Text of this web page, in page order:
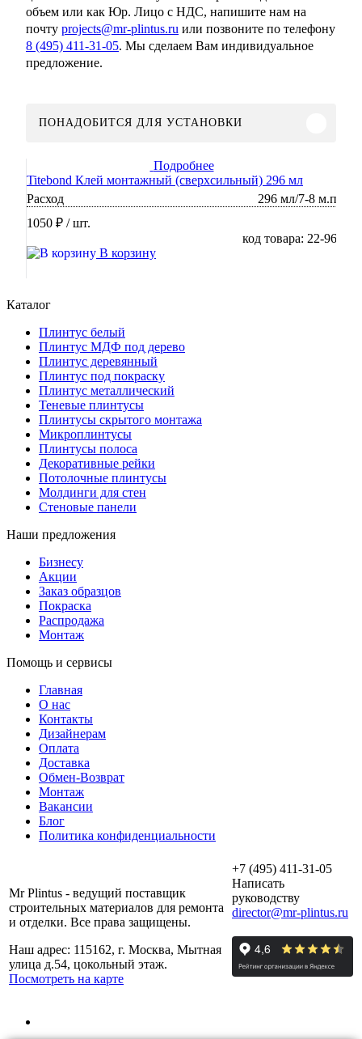
объем или как Юр. Лицо с НДС, напишите нам на
почту projects@mr-plintus.ru или позвоните по телефону
8 (495) 411-31-05. Мы сделаем Вам индивидуальное
предложение.
ПОНАДОБИТСЯ ДЛЯ УСТАНОВКИ
Подробнее
Titebond Клей монтажный (сверхсильный) 296 мл
Расход
296 мл/7-8 м.п
1050 ₽ / шт.
код товара: 22-96
В корзину
Каталог
Плинтус белый
Плинтус МДФ под дерево
Плинтус деревянный
Плинтус под покраску
Плинтус металлический
Теневые плинтусы
Плинтусы скрытого монтажа
Микроплинтусы
Плинтусы полоса
Декоративные рейки
Потолочные плинтусы
Молдинги для стен
Стеновые панели
Наши предложения
Бизнесу
Акции
Заказ образцов
Покраска
Распродажа
Монтаж
Помощь и сервисы
Главная
О нас
Контакты
Дизайнерам
Оплата
Доставка
Обмен-Возврат
Монтаж
Вакансии
Блог
Политика конфиденциальности
Mr Plintus - ведущий поставщик
строительных материалов для ремонта
и отделки. Все права защищены.
Наш адрес: 115162, г. Москва, Мытная
улица д.54, цокольный этаж.
Посмотреть на карте
+7 (495) 411-31-05
Написать
руководству
director@mr-plintus.ru